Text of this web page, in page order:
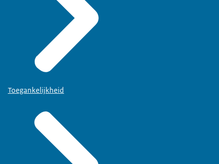
Toegankelijkheid